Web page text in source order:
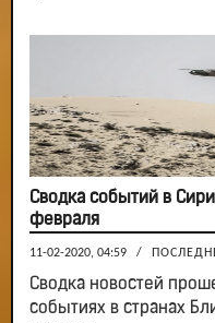
Сводка событий в
февраля
11-02-2020, 04:59 /
Сводка новостей
событиях в странах